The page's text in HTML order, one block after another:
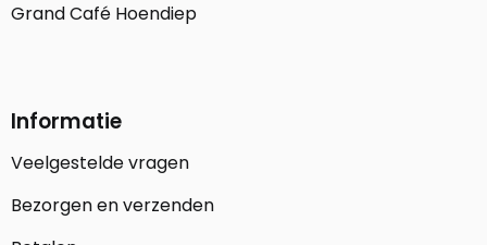
Grand Café Hoendiep
Informatie
Veelgestelde vragen
Bezorgen en verzenden